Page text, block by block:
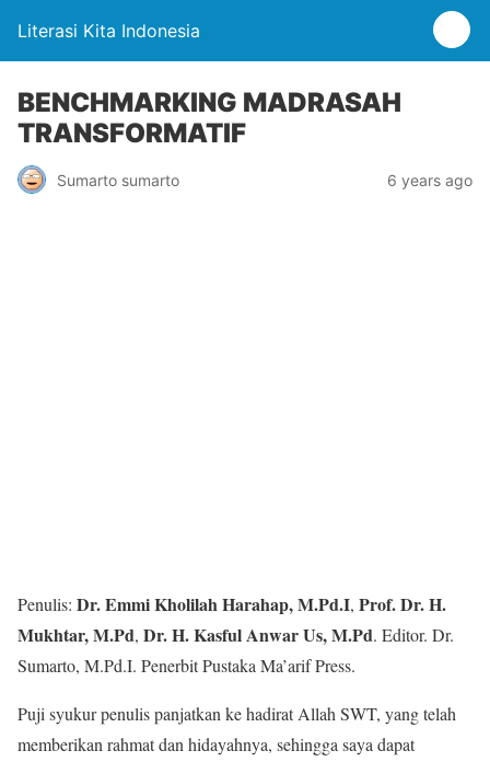
Literasi Kita Indonesia
BENCHMARKING MADRASAH
TRANSFORMATIF
Sumarto sumarto 6 years ago
Penulis: Dr. Emmi Kholilah Harahap, M.Pd.I, Prof. Dr. H.
Mukhtar, M.Pd, Dr. H. Kasful Anwar Us, M.Pd. Editor. Dr.
Sumarto, M.Pd.I. Penerbit Pustaka Ma’arif Press.
Puji syukur penulis panjatkan ke hadirat Allah SWT, yang telah
memberikan rahmat dan hidayahnya, sehingga saya dapat